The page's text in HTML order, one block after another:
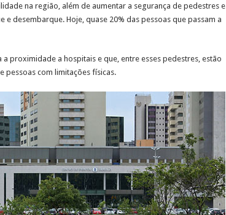
na região, além de aumentar a segurança de pedestres e
desembarque. Hoje, quase 20% das pessoas que passam a
proximidade a hospitais e que, entre esses pedestres, estão
pessoas com limitações físicas.